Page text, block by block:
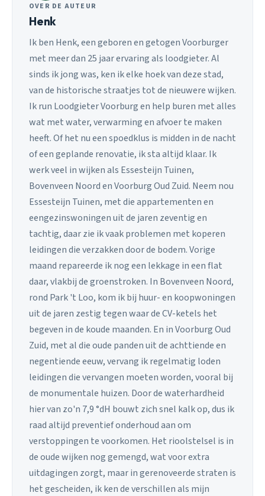
OVER DE AUTEUR
Henk
Ik ben Henk, een geboren en getogen Voorburger
met meer dan 25 jaar ervaring als loodgieter. Al
sinds ik jong was, ken ik elke hoek van deze stad,
van de historische straatjes tot de nieuwere wijken.
Ik run Loodgieter Voorburg en help buren met alles
wat met water, verwarming en afvoer te maken
heeft. Of het nu een spoedklus is midden in de nacht
of een geplande renovatie, ik sta altijd klaar. Ik
werk veel in wijken als Essesteijn Tuinen,
Bovenveen Noord en Voorburg Oud Zuid. Neem nou
Essesteijn Tuinen, met die appartementen en
eengezinswoningen uit de jaren zeventig en
tachtig, daar zie ik vaak problemen met koperen
leidingen die verzakken door de bodem. Vorige
maand repareerde ik nog een lekkage in een flat
daar, vlakbij de groenstroken. In Bovenveen Noord,
rond Park 't Loo, kom ik bij huur- en koopwoningen
uit de jaren zestig tegen waar de CV-ketels het
begeven in de koude maanden. En in Voorburg Oud
Zuid, met al die oude panden uit de achttiende en
negentiende eeuw, vervang ik regelmatig loden
leidingen die vervangen moeten worden, vooral bij
de monumentale huizen. Door de waterhardheid
hier van zo'n 7,9 °dH bouwt zich snel kalk op, dus ik
raad altijd preventief onderhoud aan om
verstoppingen te voorkomen. Het rioolstelsel is in
de oude wijken nog gemengd, wat voor extra
uitdagingen zorgt, maar in gerenoveerde straten is
het gescheiden, ik ken de verschillen als mijn